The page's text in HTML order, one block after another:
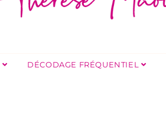
DÉCODAGE FRÉQUENTIEL